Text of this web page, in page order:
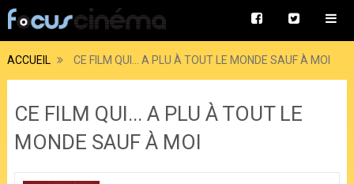
ACCUEIL CE FILM QUI... A PLU À TOUT LE MONDE SAUF À MOI
CE FILM QUI... A PLU À TOUT LE
MONDE SAUF À MOI